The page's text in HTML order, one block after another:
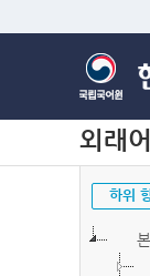
외래
하위